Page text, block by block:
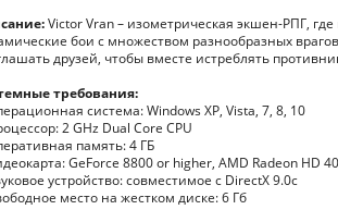
Victor Vran – изометрическая экшен-РПГ,
бои с множеством разнообразных
друзей, чтобы вместе истреблять
требования:
система: Windows XP, Vista, 7, 8, 10
2 GHz Dual Core CPU
память: 4 ГБ
GeForce 8800 or higher, AMD Radeon HD
устройство: совместимое с DirectX 9.0с
место на жестком диске: 6 Гб